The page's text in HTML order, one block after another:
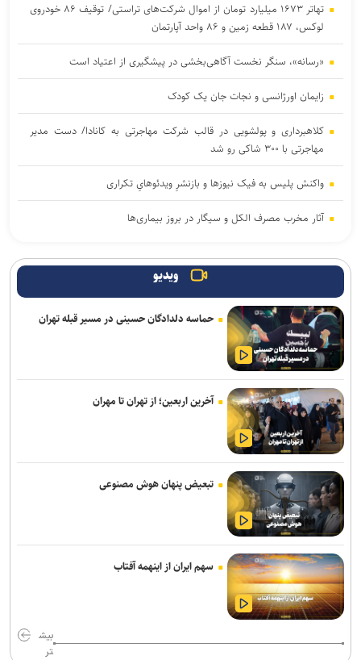
تهاتر ۱۶۷۳ میلیارد تومان از اموال شرکت‌های تراستی/ توقیف ۸۶ خودروی
لوکس، ۱۸۷ قطعه زمین و ۸۶ واحد آپارتمان
«رسانه»، سنگر نخست آگاهی‌بخشی در پیشگیری از اعتیاد است
زایمان اورژانسی و نجات جان یک کودک
کلاهبرداری و پولشویی در قالب شرکت مهاجرتی به کانادا/ دست مدیر
مهاجرتی با ۳۰۰ شاکی رو شد
واکنش پلیس به فیک نیوزها و بازنشرِ ویدئوهایِ تکراری
آثار مخرب مصرف الکل و سیگار در بروز بیماری‌ها
شعله‌های آتش جان باختند
امروز پنجشنبه نبض ترافیک پایتخت به آرامی می‌زند
هدف‌گذاری شده است
از کشورهای مختلف خدمت‌رسانی کرد
تصادف زنجیره‌ای ۱۲ خودرو با ۱۹ مصدوم در محور یاسوج–اصفهان/ علت
حادثه در دست بررسی است
سامانه تخصصی قوانین تأمین اجتماعی راه‌اندازی شد
افزایش احتمال انتقال بیماری‌های مشترک بین انسان و حیوان با قاچاق
دام/ کنترل تب دنگی از مالاریا دشوارتر است
پایش شبانه روزی تهویه قطار‌ها و ایستگاه‌های مترو/ پیش‌بینی هوشمند
ویدیو
حماسه دلدادگان حسینی در مسیر قبله تهران
آخرین اربعین؛ از تهران تا مهران
تبعیض پنهان هوش مصنوعی
سهم ایران از اینهمه آفتاب
بیش
تر